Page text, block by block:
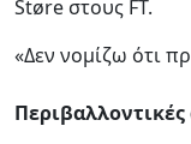
Støre στους FT.
«Δεν νομίζω ότι
Περιβαλλοντικές